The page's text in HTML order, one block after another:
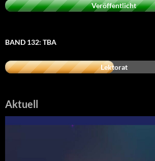
Veröffentlicht
BAND 132: TBA
Lektorat
Aktuell